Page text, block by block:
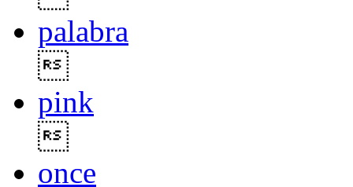
palabra
pink
once